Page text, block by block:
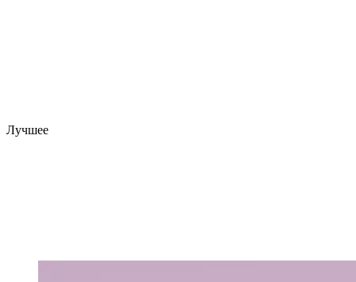
Лучшее